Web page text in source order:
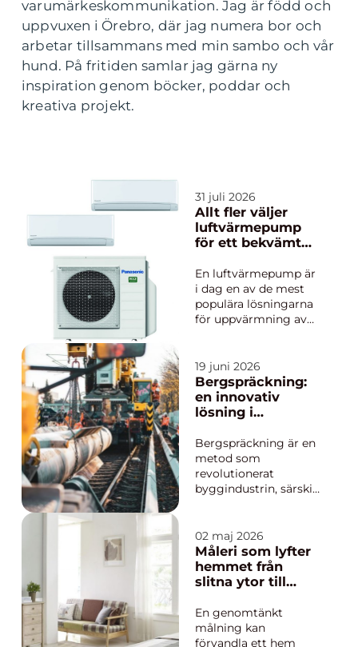
varumärkeskommunikation. Jag är född och
uppvuxen i Örebro, där jag numera bor och
arbetar tillsammans med min sambo och vår
hund. På fritiden samlar jag gärna ny
inspiration genom böcker, poddar och
kreativa projekt.
31 juli 2026
Allt fler väljer
luftvärmepump
för ett bekvämt
energieffektivt
hem
En luftvärmepump är
i dag en av de mest
populära lösningarna
för uppvärmning av
kombinerar lägre
energikostnader med
bättre inomhusklimat
och enkel skötsel. Med
fackmannamässig
installation kan en...
19 juni 2026
Bergspräckning:
en innovativ
lösning i
Bergspräckning är en
metod som
revolutionerat
byggindustrin, särskilt
traditionella
sprängningsmetoder
kan vara både
riskfyllda och
teknik erbjuder en
vibrati...
02 maj 2026
Måleri som lyfter
hemmet från
slitna ytor till
helhet
En genomtänkt
målning kan
förvandla ett hem